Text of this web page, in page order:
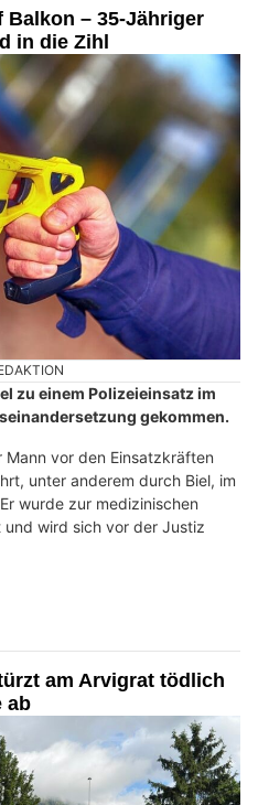
Balkon – 35-Jähriger
in die Zihl
zu einem Polizeieinsatz im
gekommen.
vor den Einsatzkräften
unter anderem durch Biel, im
wurde zur medizinischen
und wird sich vor der Justiz
am Arvigrat tödlich
ab